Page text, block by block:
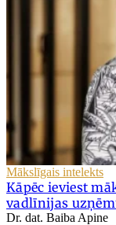
Mākslīgais intelekts
Kāpēc ieviest
vadlīnijas
Dr. dat. Baiba Apine